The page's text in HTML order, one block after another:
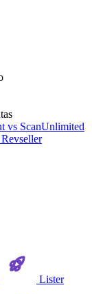
vs ScanUnlimited
Lister